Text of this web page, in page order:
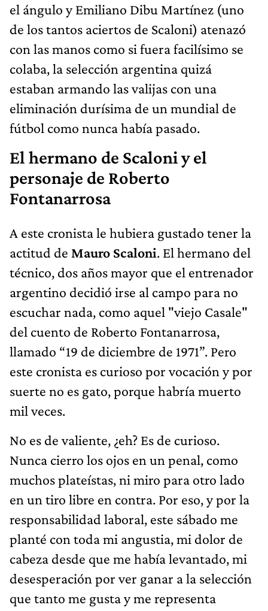
el ángulo y Emiliano Dibu Martínez (uno
de los tantos aciertos de Scaloni) atenazó
con las manos como si fuera facilísimo se
colaba, la selección argentina quizá
estaban armando las valijas con una
eliminación durísima de un mundial de
fútbol como nunca había pasado.
El hermano de Scaloni y el
personaje de Roberto
Fontanarrosa
A este cronista le hubiera gustado tener la
actitud de Mauro Scaloni. El hermano del
técnico, dos años mayor que el entrenador
argentino decidió irse al campo para no
escuchar nada, como aquel "viejo Casale"
del cuento de Roberto Fontanarrosa,
llamado “19 de diciembre de 1971”. Pero
este cronista es curioso por vocación y por
suerte no es gato, porque habría muerto
mil veces.
No es de valiente, ¿eh? Es de curioso.
Nunca cierro los ojos en un penal, como
muchos plateístas, ni miro para otro lado
en un tiro libre en contra. Por eso, y por la
responsabilidad laboral, este sábado me
planté con toda mi angustia, mi dolor de
cabeza desde que me había levantado, mi
desesperación por ver ganar a la selección
que tanto me gusta y me representa